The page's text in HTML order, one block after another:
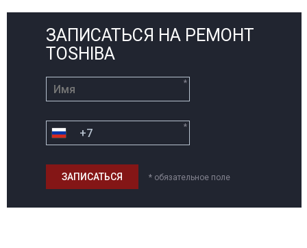
ЗАПИСАТЬСЯ НА РЕМОНТ
TOSHIBA
*
*
* обязательное поле